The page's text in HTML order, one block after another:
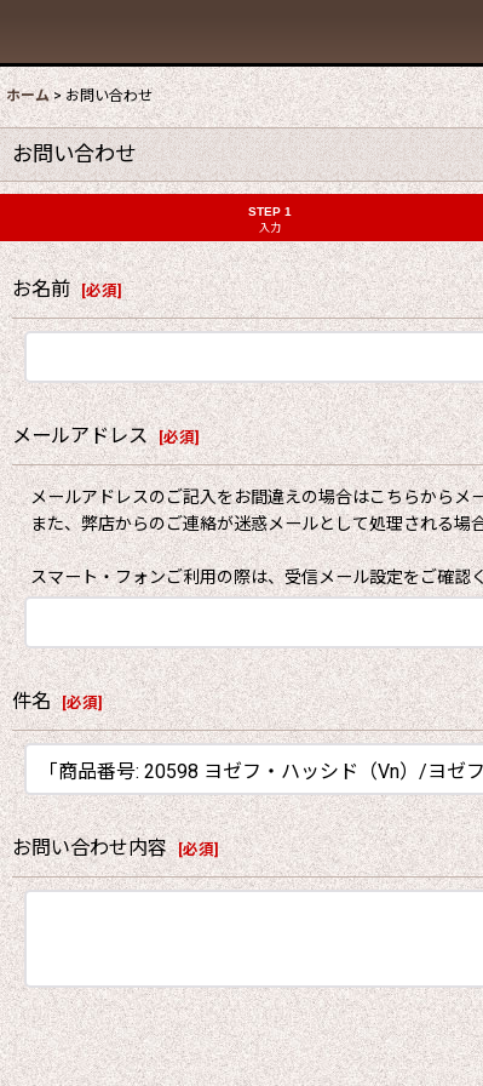
ホーム > お問い合わせ
お問い合わせ
STEP 1
入力
お名前 [必須]
メールアドレス [必須]
メールアドレスのご記入をお間違えの場合はこちらからメ
また、弊店からのご連絡が迷惑メールとして処理される
スマート・フォンご利用の際は、受信メール設定をご確認
件名 [必須]
お問い合わせ内容 [必須]